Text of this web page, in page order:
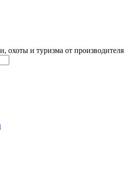
охоты и туризма от производителя